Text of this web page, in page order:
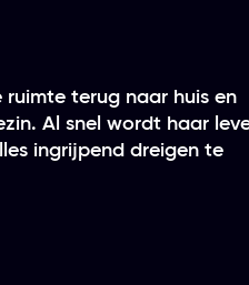
terug naar huis en
Al snel wordt haar
ingrijpend dreigen te